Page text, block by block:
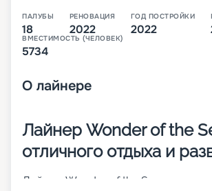
ПАЛУБЫ
18
РЕНОВАЦИЯ
2022
ГОД ПОСТРОЙКИ
2022
ВМЕСТИМОСТЬ (ЧЕЛОВЕК)
5734
О лайнере
Лайнер Wonder of the
отличного отдыха и
Лайнер Wonder of the Seas